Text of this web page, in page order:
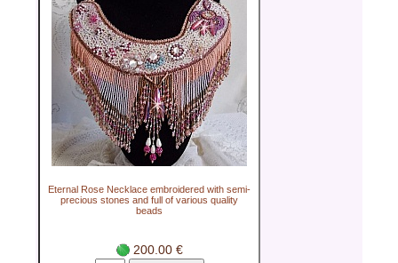
Eternal Rose Necklace embroidered with semi-
precious stones and full of various quality
beads
200.00 €